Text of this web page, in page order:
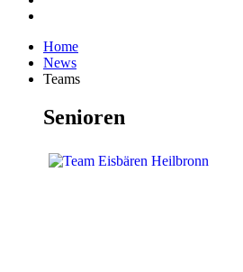
Home
News
Teams
Senioren